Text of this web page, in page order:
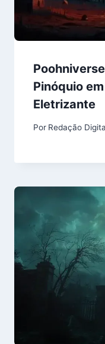
Pinóquio
Eletrizante
Por Redação